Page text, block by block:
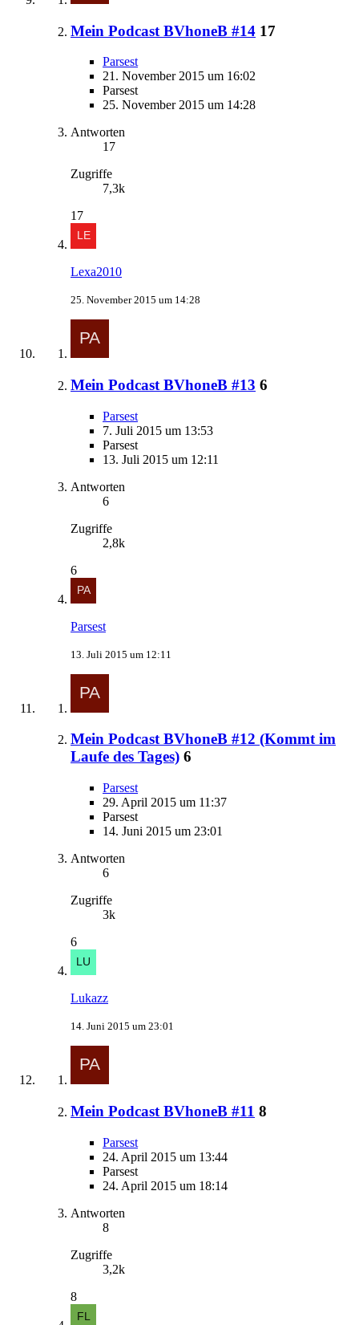
Mein Podcast BVhoneB #14 17
Parsest
21. November 2015 um 16:02
Parsest
25. November 2015 um 14:28
Antworten
17
Zugriffe
7,3k
17
Lexa2010
25. November 2015 um 14:28
Mein Podcast BVhoneB #13 6
Parsest
7. Juli 2015 um 13:53
Parsest
13. Juli 2015 um 12:11
Antworten
6
Zugriffe
2,8k
6
Parsest
13. Juli 2015 um 12:11
Mein Podcast BVhoneB #12 (Kommt im
Laufe des Tages) 6
Parsest
29. April 2015 um 11:37
Parsest
14. Juni 2015 um 23:01
Antworten
6
Zugriffe
3k
6
Lukazz
14. Juni 2015 um 23:01
Mein Podcast BVhoneB #11 8
Parsest
24. April 2015 um 13:44
Parsest
24. April 2015 um 18:14
Antworten
8
Zugriffe
3,2k
8